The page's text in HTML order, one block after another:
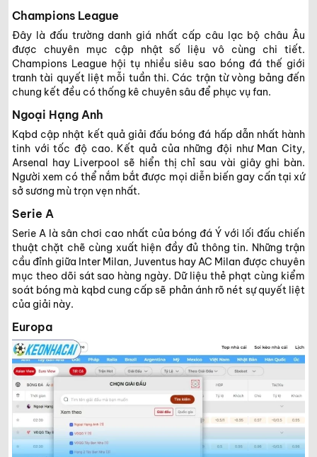
Champions League
Đây là đấu trường danh giá nhất cấp câu lạc bộ châu Âu
được chuyên mục cập nhật số liệu vô cùng chi tiết.
Champions League hội tụ nhiều siêu sao bóng đá thế giới
tranh tài quyết liệt mỗi tuần thi. Các trận từ vòng bảng đến
chung kết đều có thống kê chuyên sâu để phục vụ fan.
Ngoại Hạng Anh
Kqbd cập nhật kết quả giải đấu bóng đá hấp dẫn nhất hành
tinh với tốc độ cao. Kết quả của những đội như Man City,
Arsenal hay Liverpool sẽ hiển thị chỉ sau vài giây ghi bàn.
Người xem có thể nắm bắt được mọi diễn biến gay cấn tại xứ
sở sương mù trọn vẹn nhất.
Serie A
Serie A là sân chơi cao nhất của bóng đá Ý với lối đấu chiến
thuật chặt chẽ cùng xuất hiện đầy đủ thông tin. Những trận
cầu đỉnh giữa Inter Milan, Juventus hay AC Milan được chuyên
mục theo dõi sát sao hàng ngày. Dữ liệu thẻ phạt cùng kiểm
soát bóng mà kqbd cung cấp sẽ phản ánh rõ nét sự quyết liệt
của giải này.
Europa